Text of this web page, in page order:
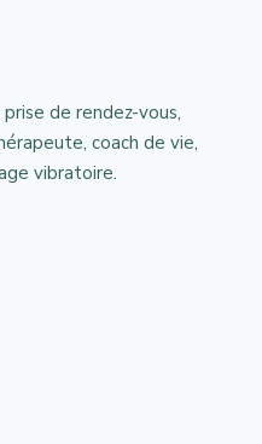
de rendez-vous,
coach de vie,
vibratoire.